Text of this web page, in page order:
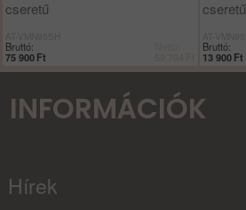
cseretű
Bruttó:
75 900 Ft
cseretű
Bruttó:
13 900 Ft
INFORMÁCIÓK
Hírek